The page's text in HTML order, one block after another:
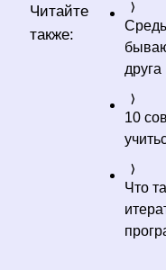
Читайте
также:
друга
10
Что